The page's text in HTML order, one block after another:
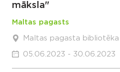
māksla"
Maltas pagasts
Maltas pagasta bibliotēka
05.06.2023 - 30.06.2023